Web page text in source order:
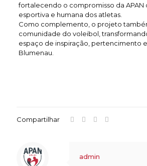
fortalecendo o compromisso da APAN
esportiva e humana dos atletas.
Como complemento, o projeto
comunidade do voleibol,
espaço de inspiração, pertencimento
Blumenau.
Compartilhar
admin